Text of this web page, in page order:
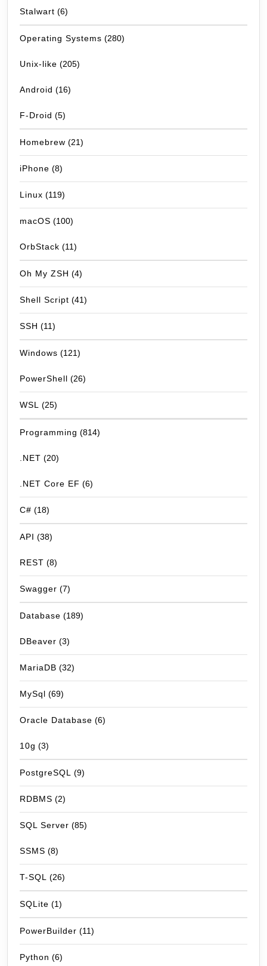
Stalwart (6)
Operating Systems (280)
Unix-like (205)
Android (16)
F-Droid (5)
Homebrew (21)
iPhone (8)
Linux (119)
macOS (100)
OrbStack (11)
Oh My ZSH (4)
Shell Script (41)
SSH (11)
Windows (121)
PowerShell (26)
WSL (25)
Programming (814)
.NET (20)
.NET Core EF (6)
C# (18)
API (38)
REST (8)
Swagger (7)
Database (189)
DBeaver (3)
MariaDB (32)
MySql (69)
Oracle Database (6)
10g (3)
PostgreSQL (9)
RDBMS (2)
SQL Server (85)
SSMS (8)
T-SQL (26)
SQLite (1)
PowerBuilder (11)
Python (6)